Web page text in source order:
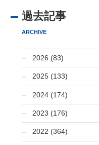
過去記事
ARCHIVE
2026 (83)
2025 (133)
2024 (174)
2023 (176)
2022 (364)